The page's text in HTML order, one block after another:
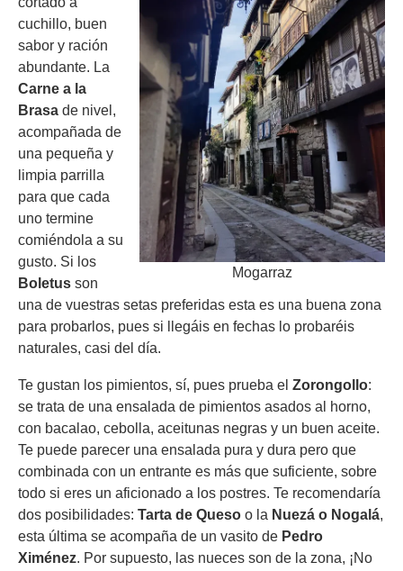
Mogarraz
cuchillo, buen
sabor y ración
abundante. La
Carne a la
Brasa de nivel,
acompañada de
una pequeña y
limpia parrilla
para que cada
uno termine
comiéndola a su
gusto. Si los
Boletus son
una de vuestras setas preferidas esta es una buena zona
para probarlos, pues si llegáis en fechas lo probaréis
naturales, casi del día.
Te gustan los pimientos, sí, pues prueba el Zorongollo:
se trata de una ensalada de pimientos asados al horno,
con bacalao, cebolla, aceitunas negras y un buen aceite.
Te puede parecer una ensalada pura y dura pero que
combinada con un entrante es más que suficiente, sobre
todo si eres un aficionado a los postres. Te recomendaría
dos posibilidades: Tarta de Queso o la Nuezá o Nogalá,
esta última se acompaña de un vasito de Pedro
Ximénez. Por supuesto, las nueces son de la zona, ¡No